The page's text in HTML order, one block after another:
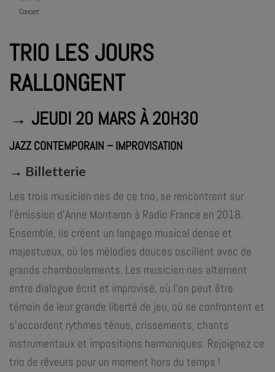
Concert
TRIO LES JOURS
RALLONGENT
→ JEUDI 20 MARS À 20H30
JAZZ CONTEMPORAIN – IMPROVISATION
→ Billetterie
Les trois musicien·nes de ce trio, se rencontrent sur
l’émission d’Anne Montaron à Radio France en 2018.
Ensemble, ils créent un langage musical dense et
majestueux, où les mélodies douces oscillent avec de
grands chamboulements. Les musicien·nes alternent
entre dialogue écrit et improvisé, où l’on peut être
témoin de leur grande liberté de jeu, où se confrontent et
s’accordent rythmes ténus, crissements, chants
instrumentaux et impositions harmoniques. Rejoignez ce
trio de rêveurs pour un moment hors du temps !